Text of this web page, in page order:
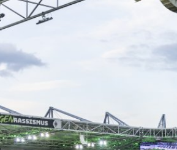
Saison 18/19
Saison 17/18
Saison 15/16
Saison 14/15
Saison 11/12
Europa League